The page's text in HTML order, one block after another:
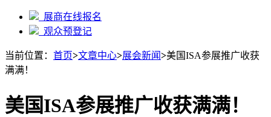
展商在线报名
观众预登记
当前位置： 首页>文章中心>展会新闻>美国ISA参展推广收获
满满！
美国ISA参展推广收获满满！